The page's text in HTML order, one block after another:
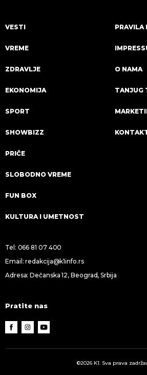
VESTI
VREME
ZDRAVLJE
EKONOMIJA
SPORT
SHOWBIZZ
PRIČE
SLOBODNO VREME
FUN BOX
KULTURA I UMETNOST
PRAVILA
O NAMA
TANJUG
Tel: 066 81 07 400
Email:redakcija@k1info.rs
Adresa: Dečanska 12, Beograd, Srbija
Pratite nas
©2026 K1. Sva prava